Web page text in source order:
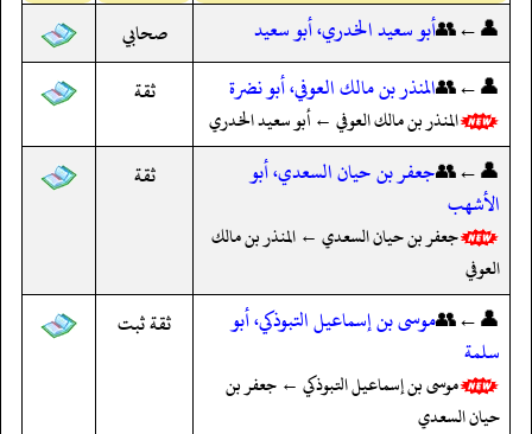
👤←👥أبو سعيد الخدري، أبو سعيد
صحابي
👤←👥المنذر بن مالك العوفي، أبو نضرة
المنذر بن مالك العوفي ← أبو سعيد الخدري
ثقة
👤←👥جعفر بن حيان السعدي، أبو
الأشهب
جعفر بن حيان السعدي ← المنذر بن مالك
العوفي
ثقة
👤←👥موسى بن إسماعيل التبوذكي، أبو
سلمة
موسى بن إسماعيل التبوذكي ← جعفر بن
حيان السعدي
ثقة ثبت